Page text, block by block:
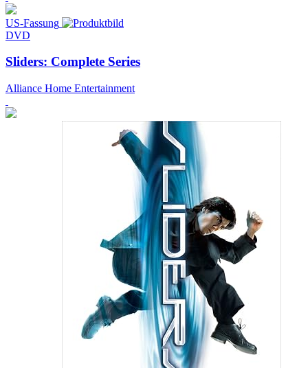
US-Fassung
DVD
Sliders: Complete Series
Alliance Home Entertainment